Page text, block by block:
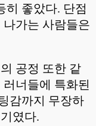
히 좋았다. 단점
가는 사람들은
공정 또한 같
너들에 특화된
감까지 무장하
였다.